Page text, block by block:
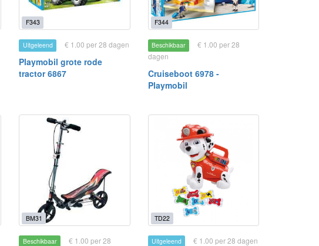
F343
Uitgeleend € 1.00 per 28 dagen
Playmobil grote rode
tractor 6867
F344
Beschikbaar
€ 1.00 per 28
dagen
Cruiseboot 6978 -
Playmobil
BM31
Beschikbaar
€ 1.00 per 28
TD22
Uitgeleend € 1.00 per 28 dagen